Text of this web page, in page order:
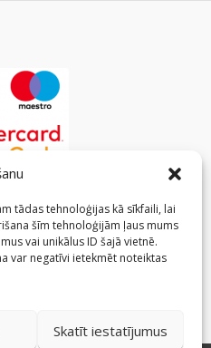
tādas tehnoloģijas kā sīkfaili, lai
šīm tehnoloģijām ļaus mums
vai unikālus ID šajā vietnē.
var negatīvi ietekmēt noteiktas
Skatīt iestatījumus